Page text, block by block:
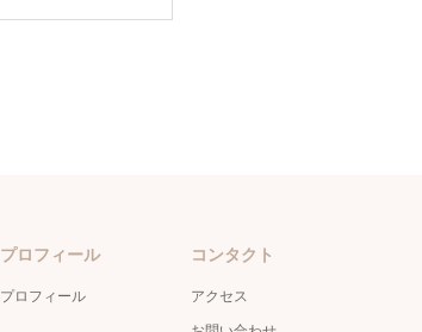
プロフィール
プロフィール
コンタクト
アクセス